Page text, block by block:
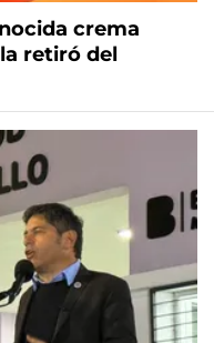
crema
retiró del